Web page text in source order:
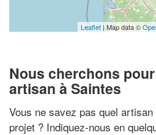
Leaflet | Map data ©
Nous cherchons
artisan à Saintes
Vous ne savez pas quel
projet ? Indiquez-nous en